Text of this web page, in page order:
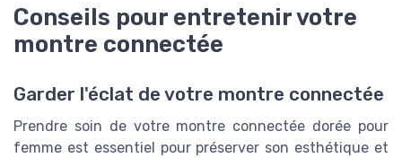
Conseils pour entretenir votre
montre connectée
Garder l'éclat de votre montre connectée
Prendre soin de votre montre connectée dorée pour
femme est essentiel pour préserver son esthétique et